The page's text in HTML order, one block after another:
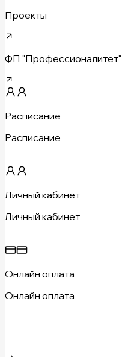
Проекты
ФП "Профессионалитет"
Расписание
Расписание
Личный кабинет
Личный кабинет
Онлайн оплата
Онлайн оплата